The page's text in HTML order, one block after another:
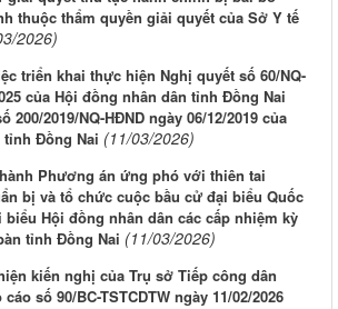
thuộc thẩm quyền giải quyết của Sở Y tế
2026)
triển khai thực hiện Nghị quyết số 60/NQ-
của Hội đồng nhân dân tỉnh Đồng Nai
200/2019/NQ-HĐND ngày 06/12/2019 của
Đồng Nai (11/03/2026)
Phương án ứng phó với thiên tai
bị và tổ chức cuộc bầu cử đại biểu Quốc
biểu Hội đồng nhân dân các cấp nhiệm kỳ
tỉnh Đồng Nai (11/03/2026)
kiến nghị của Trụ sở Tiếp công dân
số 90/BC-TSTCDTW ngày 11/02/2026